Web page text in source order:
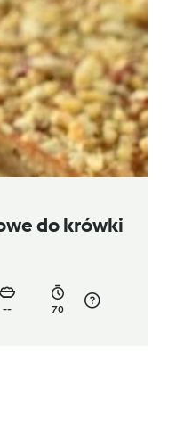
do krówki
-- 70